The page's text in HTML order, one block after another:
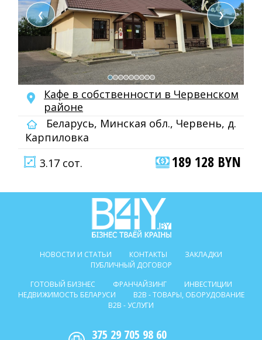
❮ ❯
Кафе в собственности в Червенском
районе
Беларусь, Минская обл., Червень, д.
Карпиловка
3.17 сот.
189 128 BYN
НОВОСТИ И СТАТЬИ КОНТАКТЫ
ЗАКЛАДКИ
ПУБЛИЧНЫЙ ДОГОВОР
ГОТОВЫЙ БИЗНЕС
ФРАНЧАЙЗИНГ
ИНВЕСТИЦИИ
НЕДВИЖИМОСТЬ БЕЛАРУСИ
B2B - ТОВАРЫ, ОБОРУДОВАНИЕ
B2B - УСЛУГИ
375 29 705 98 60